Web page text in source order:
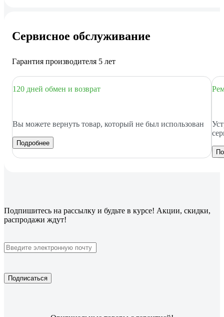
Сервисное обслуживание
Гарантия производителя 5 лет
120 дней обмен и возврат
Вы можете вернуть товар, который не был использован
Подробнее
Подпишитесь на рассылку и будьте в курсе! Акции, скидки,
распродажи ждут!
Подписаться